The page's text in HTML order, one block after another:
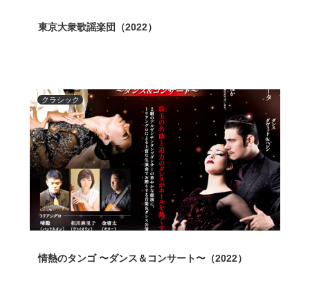
東京大衆歌謡楽団（2022）
クラシック
情熱のタンゴ 〜ダンス＆コンサート〜（2022）